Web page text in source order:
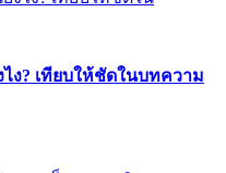
ง? เทียบให้ชัดในบทความ